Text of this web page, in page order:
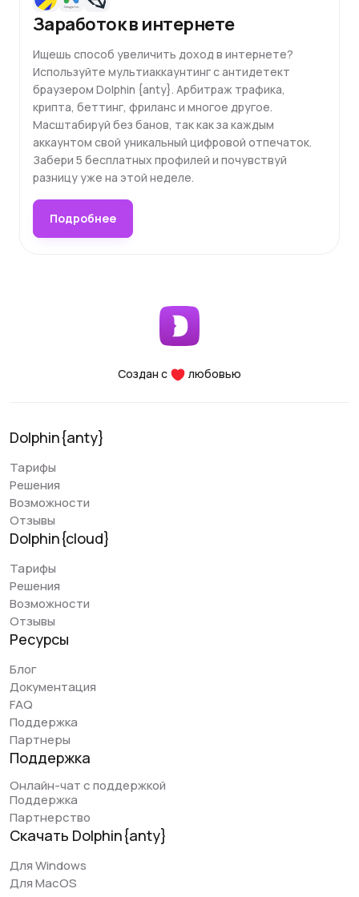
Заработок в интернете
Ищешь способ увеличить доход в интернете?
Используйте мультиаккаунтинг с антидетект
браузером Dolphin {anty}. Арбитраж трафика,
крипта, беттинг, фриланс и многое другое.
Масштабируй без банов, так как за каждым
аккаунтом свой уникальный цифровой отпечаток.
Забери 5 бесплатных профилей и почувствуй
разницу уже на этой неделе.
Подробнее
Создан с любовью
Dolphin{anty}
Тарифы
Решения
Возможности
Отзывы
Dolphin{cloud}
Тарифы
Решения
Возможности
Отзывы
Ресурсы
Блог
Документация
FAQ
Поддержка
Партнеры
Поддержка
Онлайн-чат с поддержкой
Поддержка
Партнерство
Скачать Dolphin{anty}
Для Windows
Для MacOS